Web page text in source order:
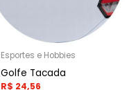
Esportes e Hobbies
Golfe Tacada
R$ 24,56